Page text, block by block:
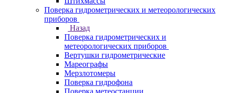
Поверка гидрометрических и метеорологических
приборов
Назад
Поверка гидрометрических и
метеорологических приборов
Вертушки гидрометрические
Мареографы
Мерзлотомеры
Поверка гидрофона
Поверка метеостанции